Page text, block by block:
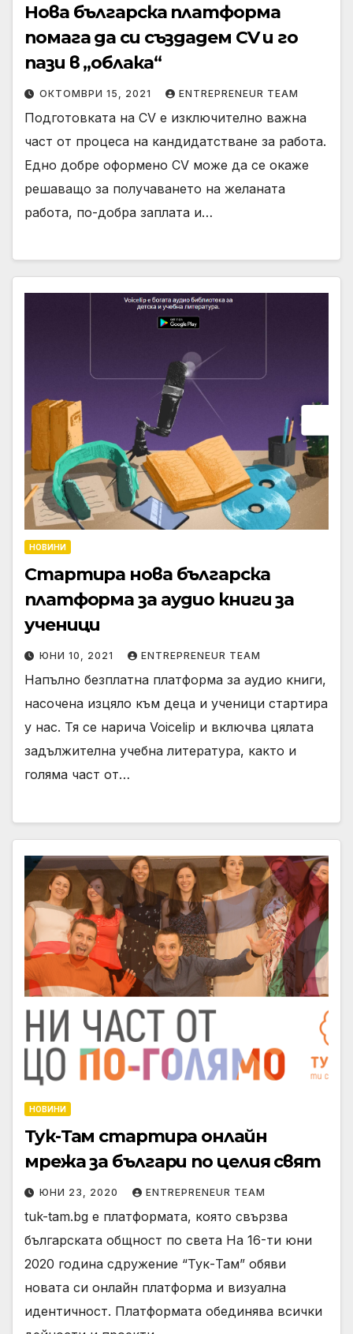
Нова българска платформа
помага да си създадем CV и го
пази в „облака“
ОКТОМВРИ 15, 2021 ENTREPRENEUR TEAM
Подготовката на CV е изключително важна
част от процеса на кандидатстване за работа.
Едно добре оформено CV може да се окаже
решаващо за получаването на желаната
работа, по-добра заплата и…
НОВИНИ
Стартира нова българска
платформа за аудио книги за
ЮНИ 10, 2021 ENTREPRENEUR TEAM
Напълно безплатна платформа за аудио книги,
насочена изцяло към деца и ученици стартира
у нас. Тя се нарича Voicelip и включва цялата
задължителна учебна литература, както и
голяма част от…
НОВИНИ
Тук-Там стартира онлайн
мрежа за българи по целия свят
ЮНИ 23, 2020 ENTREPRENEUR TEAM
tuk-tam.bg е платформата, която свързва
българската общност по света На 16-ти юни
2020 година сдружение “Тук-Там” обяви
новата си онлайн платформа и визуална
идентичност. Платформата обединява всички